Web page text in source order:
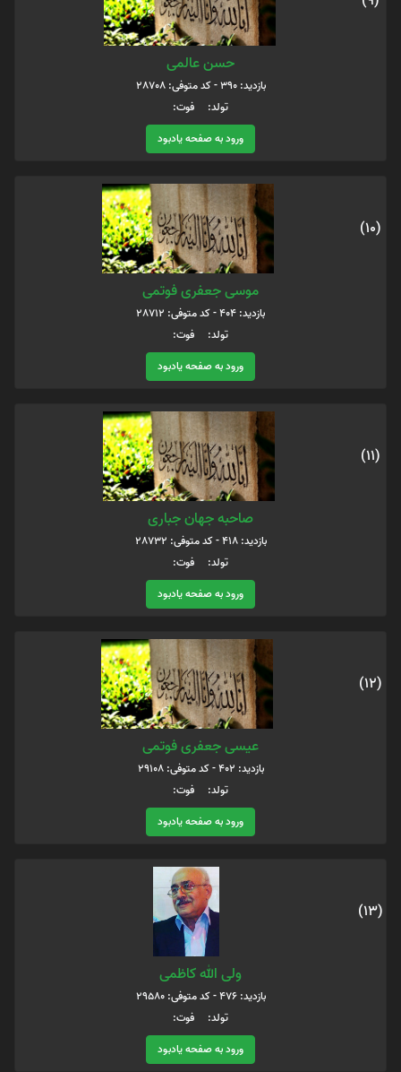
حسن عالمی
بازدید: 390 - کد متوفی: 28708
تولد: فوت:
ورود به صفحه یادبود
(10)
موسی جعفری فوتمی
بازدید: 404 - کد متوفی: 28712
تولد: فوت:
ورود به صفحه یادبود
(11)
صاحبه جهان جباری
بازدید: 418 - کد متوفی: 28732
تولد: فوت:
ورود به صفحه یادبود
(12)
عیسی جعفری فوتمی
بازدید: 402 - کد متوفی: 29108
تولد: فوت:
ورود به صفحه یادبود
(13)
ولی الله کاظمی
بازدید: 476 - کد متوفی: 29580
تولد: فوت:
ورود به صفحه یادبود